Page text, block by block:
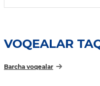
VOQEALAR
Barcha voqealar